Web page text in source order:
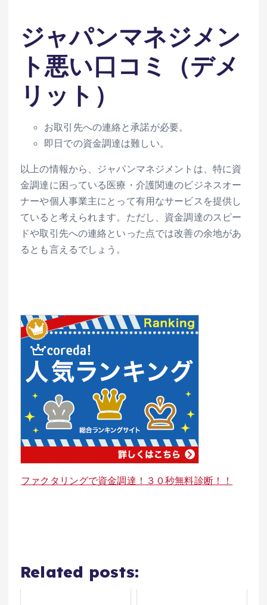
ジャパンマネジメン
ト悪い口コミ（デメ
リット）
お取引先への連絡と承諾が必要。
即日での資金調達は難しい。
以上の情報から、ジャパンマネジメントは、特に資
金調達に困っている医療・介護関連のビジネスオー
ナーや個人事業主にとって有用なサービスを提供し
ていると考えられます。ただし、資金調達のスピー
ドや取引先への連絡といった点では改善の余地があ
るとも言えるでしょう。
ファクタリングで資金調達！３０秒無料診断！！
Related posts: